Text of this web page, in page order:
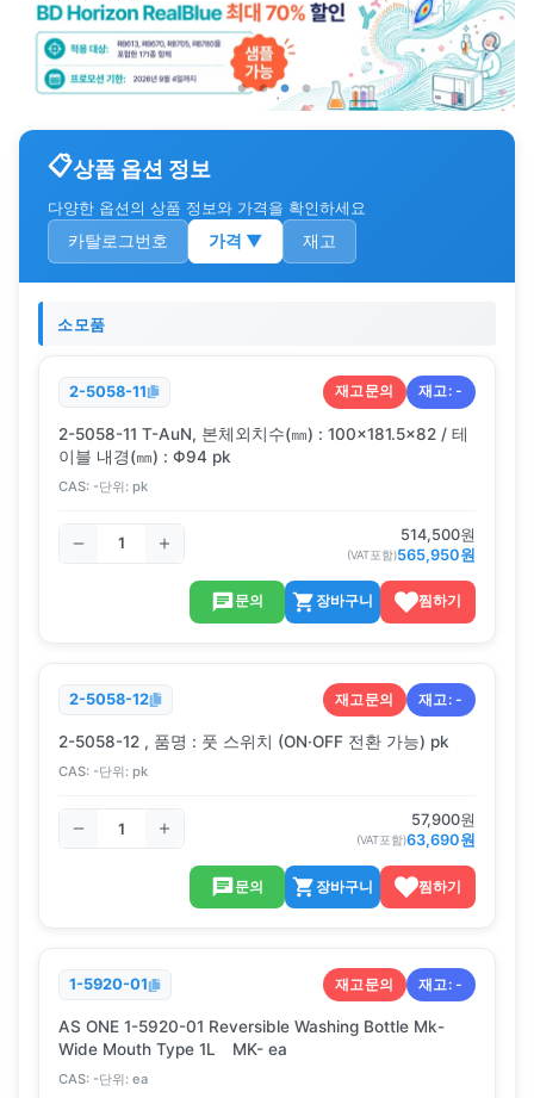
상품 옵션 정보
다양한 옵션의 상품 정보와 가격을 확인하세요
카탈로그번호 가격 ▼ 재고
소모품
2-5058-11 재고문의 재고:-
2-5058-11 T-AuN, 본체외치수(㎜) : 100×181.5×82 / 테
이블 내경(㎜) : Φ94 pk
CAS: -단위: pk
514,500원
(VAT포함)565,950원
문의 장바구니 찜하기
2-5058-12 재고문의 재고:-
2-5058-12 , 품명 : 풋 스위치 (ON·OFF 전환 가능) pk
CAS: -단위: pk
57,900원
(VAT포함)63,690원
문의 장바구니 찜하기
1-5920-01 재고문의 재고:-
AS ONE 1-5920-01 Reversible Washing Bottle Mk-
Wide Mouth Type 1L MK- ea
CAS: -단위: ea